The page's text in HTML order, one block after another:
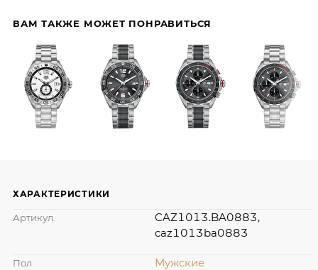
ВАМ ТАКЖЕ МОЖЕТ ПОНРАВИТЬСЯ
ХАРАКТЕРИСТИКИ
Артикул
CAZ1013.BA0883,
caz1013ba0883
Пол Мужские